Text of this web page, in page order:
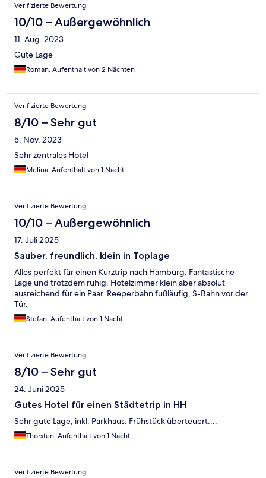
Verifizierte Bewertung
10/10 – Außergewöhnlich
11. Aug. 2023
Gute Lage
Roman, Aufenthalt von 2 Nächten
Verifizierte Bewertung
8/10 – Sehr gut
5. Nov. 2023
Sehr zentrales Hotel
Melina, Aufenthalt von 1 Nacht
Verifizierte Bewertung
10/10 – Außergewöhnlich
17. Juli 2025
Sauber, freundlich, klein in Toplage
Alles perfekt für einen Kurztrip nach Hamburg. Fantastische
Lage und trotzdem ruhig. Hotelzimmer klein aber absolut
ausreichend für ein Paar. Reeperbahn fußläufig, S-Bahn vor der
Tür.
Stefan, Aufenthalt von 1 Nacht
Verifizierte Bewertung
8/10 – Sehr gut
24. Juni 2025
Gutes Hotel für einen Städtetrip in HH
Sehr gute Lage, inkl. Parkhaus. Frühstück überteuert....
Thorsten, Aufenthalt von 1 Nacht
Verifizierte Bewertung